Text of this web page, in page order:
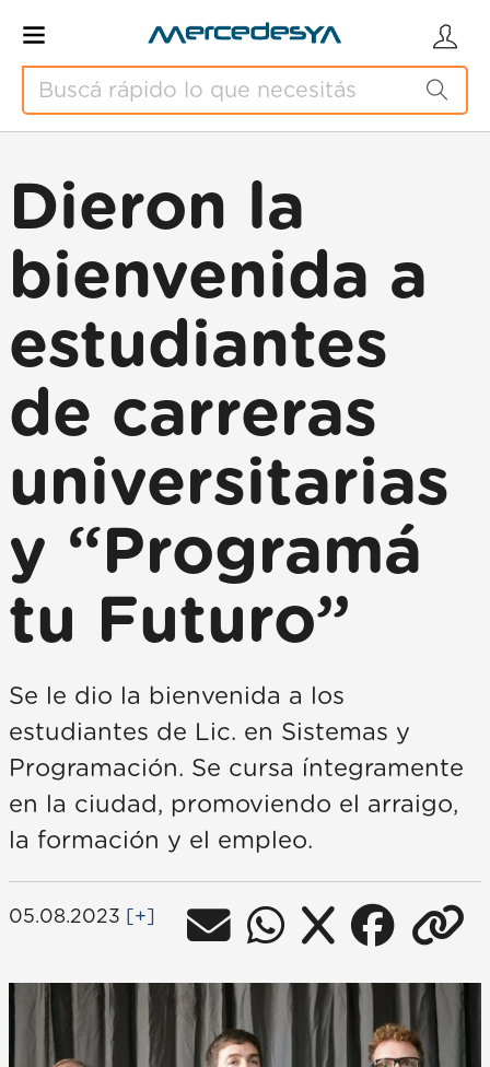
Dieron la
bienvenida a
estudiantes
de carreras
universitarias
y “Programá
tu Futuro”
Se le dio la bienvenida a los
estudiantes de Lic. en Sistemas y
Programación. Se cursa íntegramente
en la ciudad, promoviendo el arraigo,
la formación y el empleo.
05.08.2023 [+]